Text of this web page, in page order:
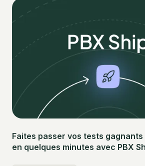
Faites passer vos tests
en quelques minutes avec PBX